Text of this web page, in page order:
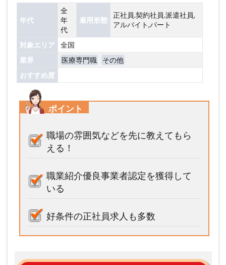
年代
全
年
代
雇用形態
正社員.契約社員.派遣社員,
アルバイト,パート
対象エリア
全国
業界
医療専門職
その他
おすすめ度
ポイント
職場の雰囲気などを先に教えてもら
える！
職業紹介優良事業者認定を獲得して
いる
好条件の正社員求人も多数